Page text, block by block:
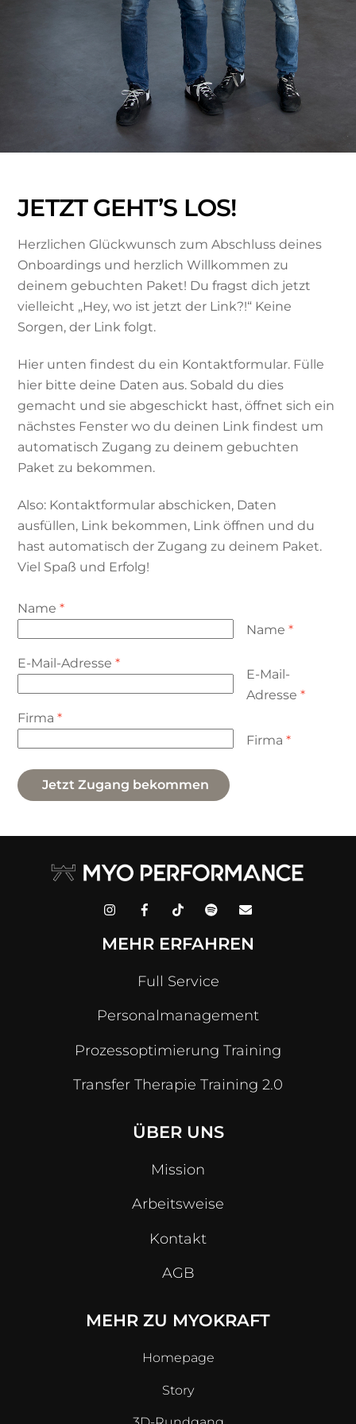
JETZT GEHT’S LOS!
Herzlichen Glückwunsch zum Abschluss deines
Onboardings und herzlich Willkommen zu
deinem gebuchten Paket! Du fragst dich jetzt
vielleicht „Hey, wo ist jetzt der Link?!“ Keine
Sorgen, der Link folgt.
Hier unten findest du ein Kontaktformular. Fülle
hier bitte deine Daten aus. Sobald du dies
gemacht und sie abgeschickt hast, öffnet sich ein
nächstes Fenster wo du deinen Link findest um
automatisch Zugang zu deinem gebuchten
Paket zu bekommen.
Also: Kontaktformular abschicken, Daten
ausfüllen, Link bekommen, Link öffnen und du
hast automatisch der Zugang zu deinem Paket.
Viel Spaß und Erfolg!
Name*
Name*
E-Mail-Adresse*
E-Mail-
Adresse*
Firma*
Firma*
Jetzt Zugang bekommen
MEHR ERFAHREN
Full Service
Personalmanagement
Prozessoptimierung Training
Transfer Therapie Training 2.0
ÜBER UNS
Mission
Arbeitsweise
Kontakt
AGB
MEHR ZU MYOKRAFT
Homepage
Story